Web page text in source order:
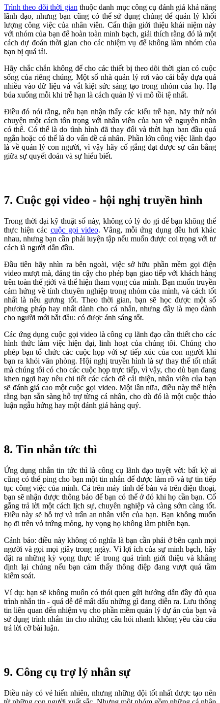
Trình theo dõi thời gian thuộc danh mục công cụ đánh giá khả năng
lãnh đạo, nhưng bạn cũng có thể sử dụng chúng để quản lý khối
lượng công việc của nhân viên. Cẩn thận giới thiệu khái niệm này
với nhóm của bạn để hoàn toàn minh bạch, giải thích rằng đó là một
cách dự đoán thời gian cho các nhiệm vụ để không làm nhóm của
bạn bị quá tải.
Hãy chắc chắn không để cho các thiết bị theo dõi thời gian có cuộc
sống của riêng chúng. Một số nhà quản lý rơi vào cái bẫy dựa quá
nhiều vào dữ liệu và vắt kiệt sức sáng tạo trong nhóm của họ. Hạ
búa xuống mỗi khi trễ hạn là cách quản lý vi mô tồi tệ nhất.
Điều đó nói rằng, nếu bạn nhận thấy các kiểu trễ hạn, hãy thử nói
chuyện một cách tôn trọng với nhân viên của bạn về nguyên nhân
có thể. Có thể là do tình hình đã thay đổi và thời hạn ban đầu quá
ngắn hoặc có thể là do vấn đề cá nhân. Phần lớn công việc lãnh đạo
là về quản lý con người, vì vậy hãy cố gắng đạt được sự cân bằng
giữa sự quyết đoán và sự hiểu biết.
7. Cuộc gọi video - hội nghị truyền hình
Trong thời đại kỹ thuật số này, không có lý do gì để bạn không thể
thực hiện các cuộc gọi video. Vâng, mỗi ứng dụng đều hơi khác
nhau, nhưng bạn cần phải luyện tập nếu muốn được coi trọng với tư
cách là người dẫn đầu.
Đầu tiên hãy nhìn ra bên ngoài, việc sở hữu phần mềm gọi điện
video mượt mà, đáng tin cậy cho phép bạn giao tiếp với khách hàng
trên toàn thế giới và thể hiện tham vọng của mình. Bạn muốn truyền
cảm hứng về tính chuyên nghiệp trong nhóm của mình, và cách tốt
nhất là nêu gương tốt. Theo thời gian, bạn sẽ học được một số
phương pháp hay nhất dành cho cá nhân, nhưng đây là mẹo dành
cho người mới bắt đầu: có được ánh sáng tốt.
Các ứng dụng cuộc gọi video là công cụ lãnh đạo cần thiết cho các
hình thức làm việc hiện đại, linh hoạt của chúng tôi. Chúng cho
phép bạn tổ chức các cuộc họp với sự tiếp xúc của con người khi
bạn ra khỏi văn phòng. Hội nghị truyền hình là sự thay thế tốt nhất
mà chúng tôi có cho các cuộc họp trực tiếp, vì vậy, cho dù bạn đang
khen ngợi hay nêu chi tiết các cách để cải thiện, nhân viên của bạn
sẽ đánh giá cao một cuộc gọi video. Một lần nữa, điều này thể hiện
rằng bạn sẵn sàng hỗ trợ từng cá nhân, cho dù đó là một cuộc thảo
luận ngẫu hứng hay một đánh giá hàng quý.
8. Tin nhắn tức thì
Ứng dụng nhắn tin tức thì là công cụ lãnh đạo tuyệt vời: bất kỳ ai
cũng có thể ping cho bạn một tin nhắn để được làm rõ và tự tin tiếp
tục công việc của mình. Cả trên máy tính để bàn và trên điện thoại,
bạn sẽ nhận được thông báo để bạn có thể ở đó khi họ cần bạn. Cố
gắng trả lời một cách lịch sự, chuyên nghiệp và càng sớm càng tốt.
Điều này sẽ hỗ trợ và trấn an nhân viên của bạn. Bạn không muốn
họ đi trên vỏ trứng mỏng, hy vọng họ không làm phiền bạn.
Cảnh báo: điều này không có nghĩa là bạn cần phải ở bên cạnh mọi
người và gọi mọi giây trong ngày. Vì lợi ích của sự minh bạch, hãy
đặt ra những kỳ vọng thực tế trong quá trình giới thiệu và khẳng
định lại chúng nếu bạn cảm thấy thông điệp đang vượt quá tầm
kiểm soát.
Ví dụ: bạn sẽ không muốn có thói quen gửi hướng dẫn đầy đủ qua
trình nhắn tin - quá dễ để mất dấu những gì đang diễn ra. Lưu thông
tin liên quan đến nhiệm vụ cho phần mềm quản lý dự án của bạn và
sử dụng trình nhắn tin cho những câu hỏi nhanh không yêu cầu câu
trả lời cỡ bài luận.
9. Công cụ trợ lý nhân sự
Điều này có vẻ hiển nhiên, nhưng những đội tốt nhất được tạo nên